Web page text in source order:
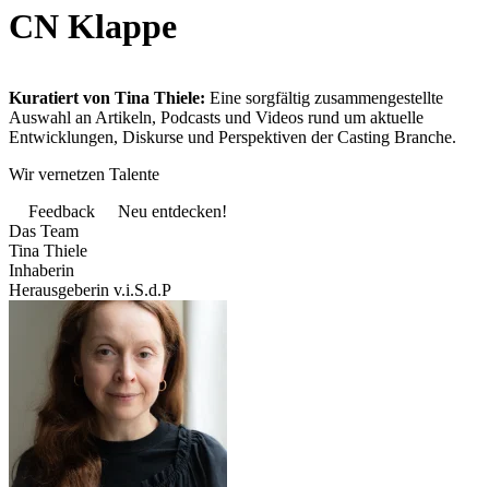
CN Klappe
Kuratiert von Tina Thiele: Eine sorgfältig zusammengestellte
Auswahl an Artikeln, Podcasts und Videos rund um aktuelle
Entwicklungen, Diskurse und Perspektiven der Casting Branche.
Wir vernetzen Talente
Feedback
Neu entdecken!
Das Team
Tina Thiele
Inhaberin
Herausgeberin v.i.S.d.P